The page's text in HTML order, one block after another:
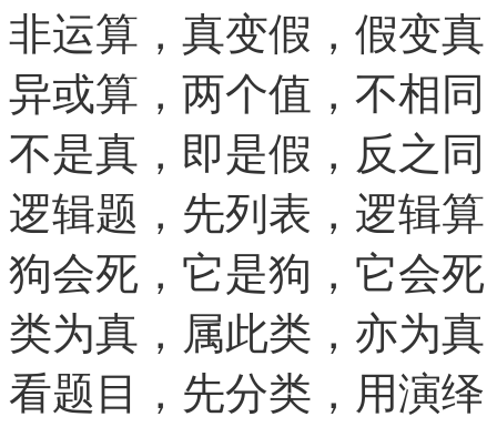
非运算，真变假，假变
异或算，两个值，不相
不是真，即是假，反之
逻辑题，先列表，逻辑
狗会死，它是狗，它会
类为真，属此类，亦为
看题目，先分类，用演